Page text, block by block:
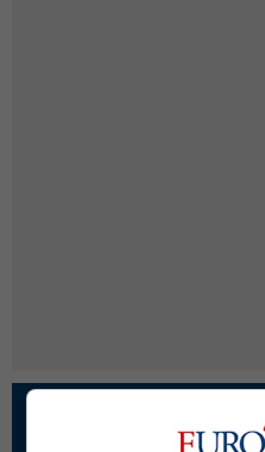
Discover!